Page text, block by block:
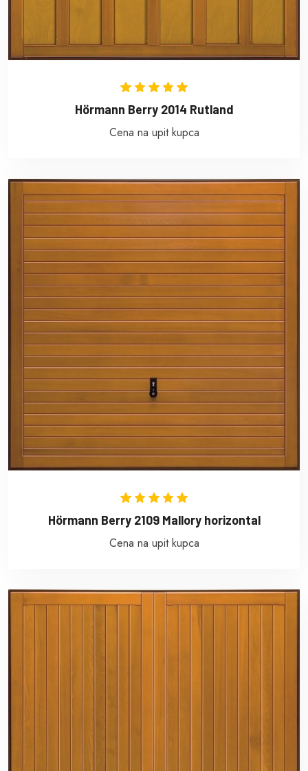
Hörmann Berry 2014 Rutland
Cena na upit kupca
Hörmann Berry 2109 Mallory horizontal
Cena na upit kupca